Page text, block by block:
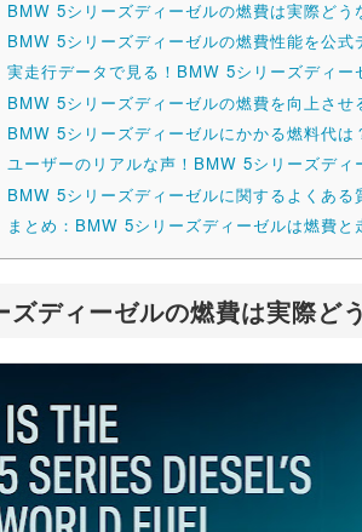
BMW 5シリーズディーゼルの燃費は実際どう
BMW 5シリーズディーゼルの燃費性能を公式
実走行データで見る！BMW 5シリーズディー
BMW 5シリーズディーゼルの燃費を向上させ
BMW 5シリーズディーゼルにかかる燃料代は
ユーザーのリアルな声！BMW 5シリーズディ
BMW 5シリーズディーゼルに関するよくある
まとめ：BMW 5シリーズディーゼルは燃費と
ディーゼルの燃費は実際ど